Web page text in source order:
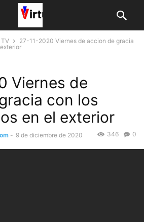
27-11-2020 Viernes de accion de gracia
Viernes de
con los
en el exterior
- 9 de diciembre de 2020 0
346